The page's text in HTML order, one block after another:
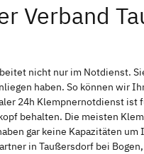
Verband
nicht nur im Notdienst.
haben. So können wir
24h Klempnernotdienst ist
behalten. Die meisten
gar keine Kapazitäten um
in Taußersdorf bei